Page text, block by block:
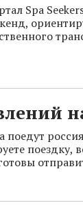
Spa
поедут
поездку,